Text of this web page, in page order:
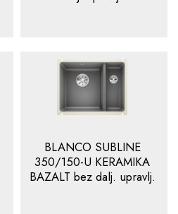
BLANCO SUBLINE
350/150-U KERAMIKA
BAZALT bez dalj. upravlj.